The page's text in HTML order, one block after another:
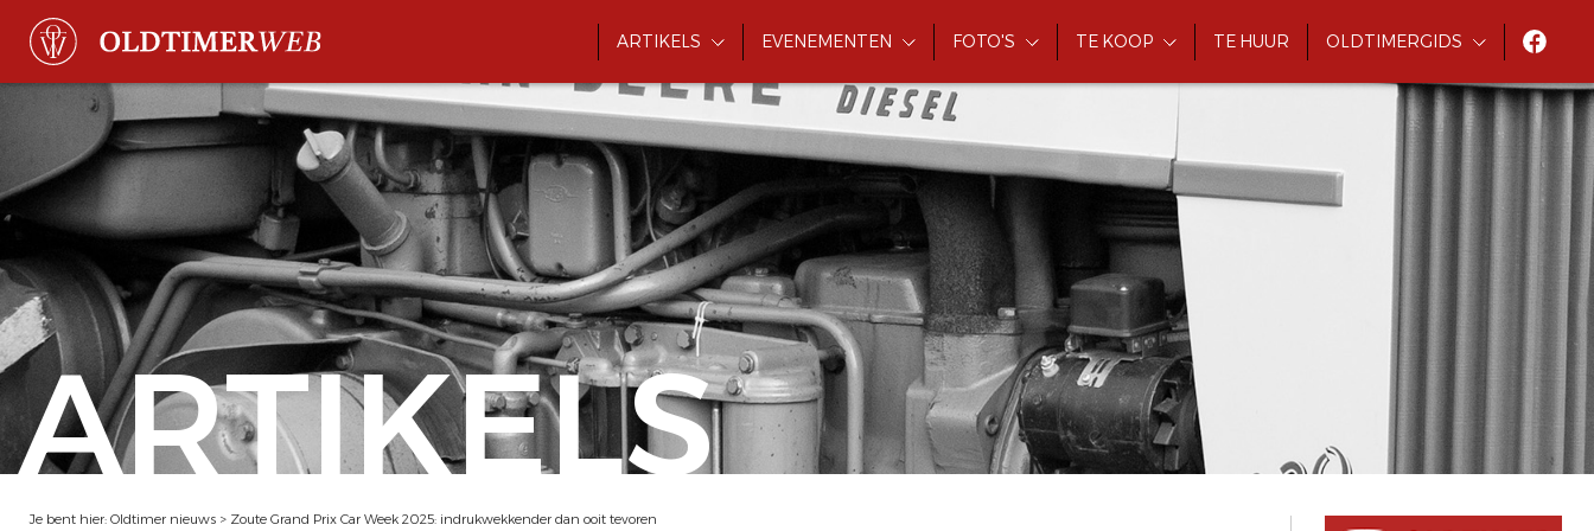
ARTIKELS EVENEMENTEN FOTO'S TE KOOP TE HUUR OLDTIMERGIDS
ARTIKELS
Je bent hier: Oldtimer nieuws > Zoute Grand Prix Car Week 2025: indrukwekkender dan ooit tevoren